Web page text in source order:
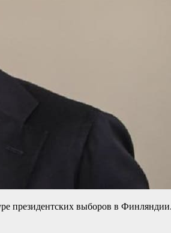
президентских выборов в Финляндии.